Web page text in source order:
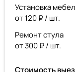
Установка
от 120 ₽ / шт.
Ремонт стула
от 300 ₽ / шт.
Стоимость